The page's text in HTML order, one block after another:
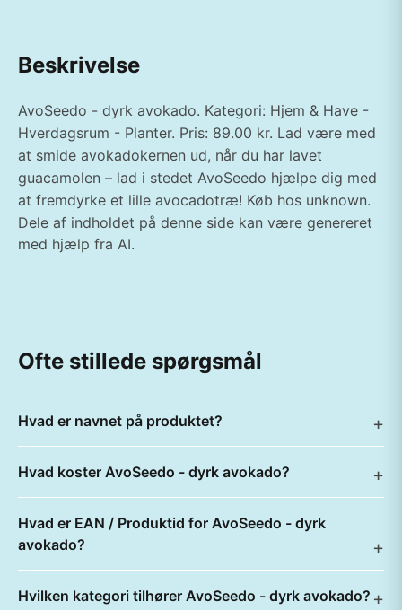
Beskrivelse
AvoSeedo - dyrk avokado. Kategori: Hjem & Have -
Hverdagsrum - Planter. Pris: 89.00 kr. Lad være med
at smide avokadokernen ud, når du har lavet
guacamolen – lad i stedet AvoSeedo hjælpe dig med
at fremdyrke et lille avocadotræ! Køb hos unknown.
Dele af indholdet på denne side kan være genereret
med hjælp fra AI.
Ofte stillede spørgsmål
Hvad er navnet på produktet?
Hvad koster AvoSeedo - dyrk avokado?
Hvad er EAN / Produktid for AvoSeedo - dyrk
avokado?
Hvilken kategori tilhører AvoSeedo - dyrk avokado?